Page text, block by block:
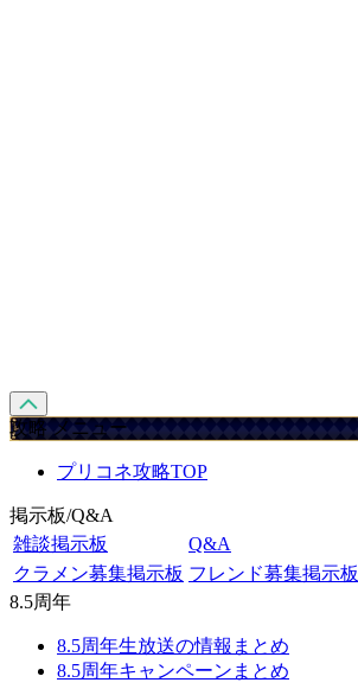
攻略 メニュー
プリコネ攻略TOP
掲示板/Q&A
雑談掲示板
Q&A
クラメン募集掲示板 フレンド募集掲示板
8.5周年
8.5周年生放送の情報まとめ
8.5周年キャンペーンまとめ